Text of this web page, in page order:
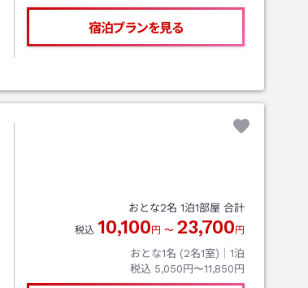
宿泊プランを見る
おとな2名 1泊1部屋 合計
税込 10,100 円 〜 23,700 円
おとな1名 (2名1室)｜ 1泊
税込 5,050円〜11,850円